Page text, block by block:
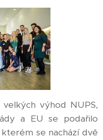
výhod NUPS,
a EU se podařilo
se nachází dvě